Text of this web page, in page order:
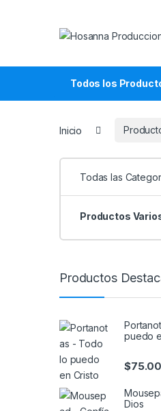
Todos los
Inicio
Todas las
Productos
Productos
puedo
$75.00
Dios